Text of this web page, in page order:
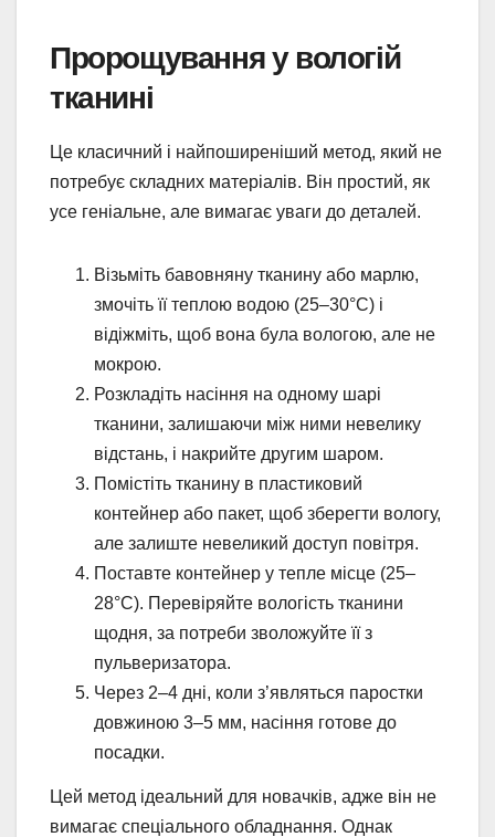
Пророщування у вологій
тканині
Це класичний і найпоширеніший метод, який не
потребує складних матеріалів. Він простий, як
усе геніальне, але вимагає уваги до деталей.
Візьміть бавовняну тканину або марлю,
змочіть її теплою водою (25–30°C) і
відіжміть, щоб вона була вологою, але не
мокрою.
Розкладіть насіння на одному шарі
тканини, залишаючи між ними невелику
відстань, і накрийте другим шаром.
Помістіть тканину в пластиковий
контейнер або пакет, щоб зберегти вологу,
але залиште невеликий доступ повітря.
Поставте контейнер у тепле місце (25–
28°C). Перевіряйте вологість тканини
щодня, за потреби зволожуйте її з
пульверизатора.
Через 2–4 дні, коли з’являться паростки
довжиною 3–5 мм, насіння готове до
посадки.
Цей метод ідеальний для новачків, адже він не
вимагає спеціального обладнання. Однак